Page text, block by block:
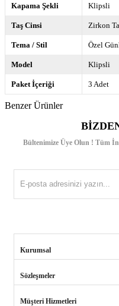
Kapama Şekli Klipsli
Taş Cinsi Zirkon
Tema / Stil Özel
Model Klipsli
Paket İçeriği 3 Adet
Benzer Ürünler
Bültenimize Üye Olun ! Tüm
Kurumsal
Sözleşmeler
Müşteri Hizmetleri